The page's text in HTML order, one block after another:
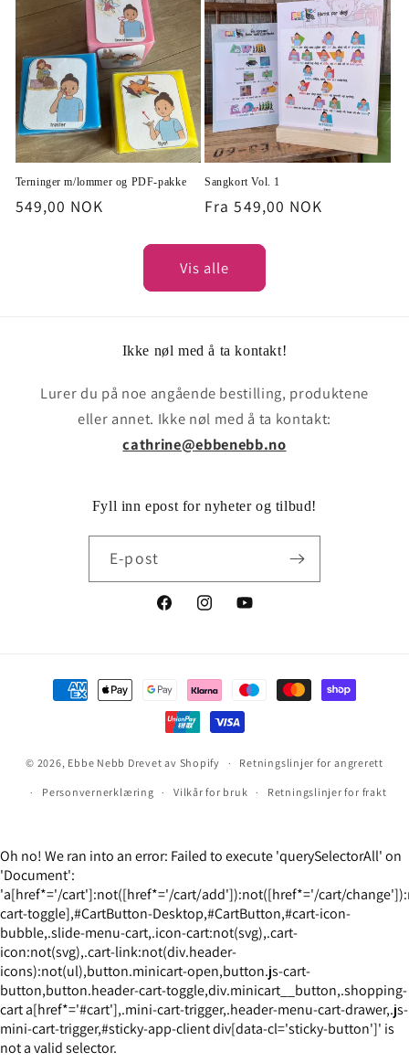
Terninger m/lommer og PDF-pakke
Vanlig
549,00 NOK
Sangkort Vol. 1
Vanlig
Fra 549,00 NOK
Vis alle
Ikke nøl med å ta kontakt!
Lurer du på noe angående bestilling, produktene
eller annet. Ikke nøl med å ta kontakt:
cathrine@ebbenebb.no
Fyll inn epost for nyheter og tilbud!
E-post
FacebookInstagramYouTube
Betalingsmåter
© 2026, Ebbe Nebb Drevet av Shopify Retningslinjer for angrerett
Personvernerklæring Vilkår for bruk Retningslinjer for frakt